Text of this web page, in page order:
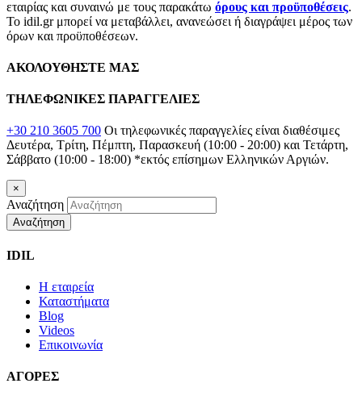
εταιρίας και συναινώ με τους παρακάτω όρους και προϋποθέσεις.
Το idil.gr μπορεί να μεταβάλλει, ανανεώσει ή διαγράψει μέρος των
όρων και προϋποθέσεων.
ΑΚΟΛΟΥΘΗΣΤΕ ΜΑΣ
ΤΗΛΕΦΩΝΙΚΕΣ ΠΑΡΑΓΓΕΛΙΕΣ
+30 210 3605 700 Οι τηλεφωνικές παραγγελίες είναι διαθέσιμες
Δευτέρα, Τρίτη, Πέμπτη, Παρασκευή (10:00 - 20:00) και Τετάρτη,
Σάββατο (10:00 - 18:00) *εκτός επίσημων Ελληνικών Αργιών.
×
Αναζήτηση
Αναζήτηση
IDIL
Η εταιρεία
Καταστήματα
Blog
Videos
Επικοινωνία
ΑΓΟΡΕΣ